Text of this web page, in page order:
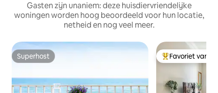
Gasten zijn unaniem: deze huisdiervriendelijke
woningen worden hoog beoordeeld voor hun locatie,
netheid en nog veel meer.
Superhost
Superhost Topfavoriet van
Favoriet van